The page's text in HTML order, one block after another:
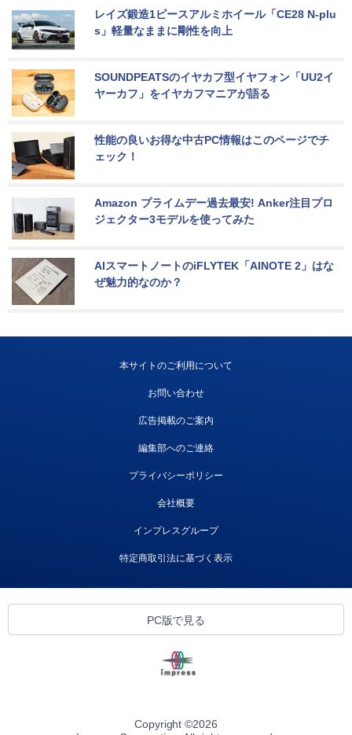
レイズ鍛造1ピースアルミホイール「CE28 N-plu
s」軽量なままに剛性を向上
SOUNDPEATSのイヤカフ型イヤフォン「UU2イ
ヤーカフ」をイヤカフマニアが語る
性能の良いお得な中古PC情報はこのページでチ
ェック！
Amazon プライムデー過去最安! Anker注目プロ
ジェクター3モデルを使ってみた
AIスマートノートのiFLYTEK「AINOTE 2」はな
ぜ魅力的なのか？
本サイトのご利用について
お問い合わせ
広告掲載のご案内
編集部へのご連絡
プライバシーポリシー
会社概要
インプレスグループ
特定商取引法に基づく表示
PC版で見る
Copyright ©2026